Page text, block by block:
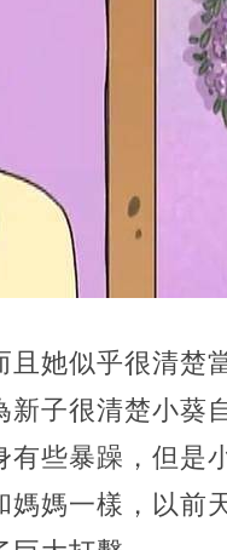
她似乎很清楚
子很清楚小葵
些暴躁，但是
媽一樣，以前